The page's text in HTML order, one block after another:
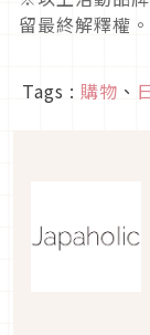
留最終解釋權。
Tags : 購物 、